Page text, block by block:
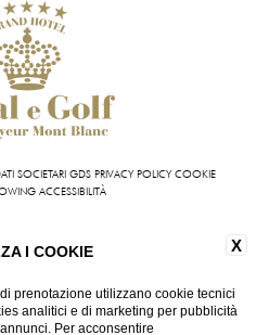
SOCIETARI GDS PRIVACY POLICY COOKIE
ACCESSIBILITÀ
+39 0165 842 093
X
I COOKIE
prenotazione utilizzano cookie tecnici
analitici e di marketing per pubblicità
Per acconsentire